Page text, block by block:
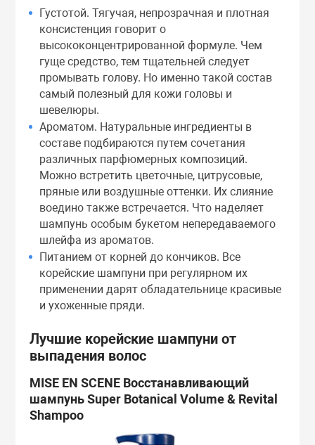
Густотой. Тягучая, непрозрачная и плотная
консистенция говорит о
высококонцентрированной формуле. Чем
гуще средство, тем тщательней следует
промывать голову. Но именно такой состав
самый полезный для кожи головы и
шевелюры.
Ароматом. Натуральные ингредиенты в
составе подбираются путем сочетания
различных парфюмерных композиций.
Можно встретить цветочные, цитрусовые,
пряные или воздушные оттенки. Их слияние
воедино также встречается. Что наделяет
шампунь особым букетом непередаваемого
шлейфа из ароматов.
Питанием от корней до кончиков. Все
корейские шампуни при регулярном их
применении дарят обладательнице красивые
и ухоженные пряди.
Лучшие корейские шампуни от
выпадения волос
MISE EN SCENE Восстанавливающий
шампунь Super Botanical Volume & Revital
Shampoo